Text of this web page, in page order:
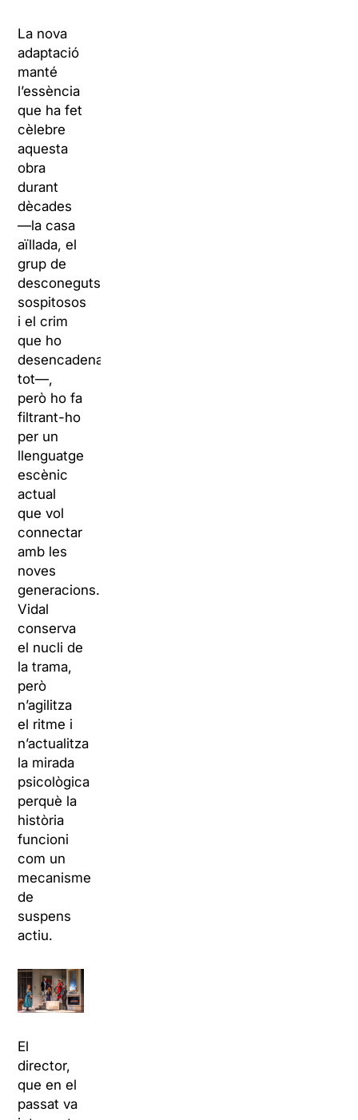
La nova
adaptació
manté
l’essència
que ha fet
cèlebre
aquesta
obra
durant
dècades
—la casa
aïllada, el
grup de
desconeguts
sospitosos
i el crim
que ho
desencadena
tot—,
però ho fa
filtrant-ho
per un
llenguatge
escènic
actual
que vol
connectar
amb les
noves
generacions.
Vidal
conserva
el nucli de
la trama,
però
n’agilitza
el ritme i
n’actualitza
la mirada
psicològica
perquè la
història
funcioni
com un
mecanisme
de
suspens
actiu.
El
director,
que en el
passat va